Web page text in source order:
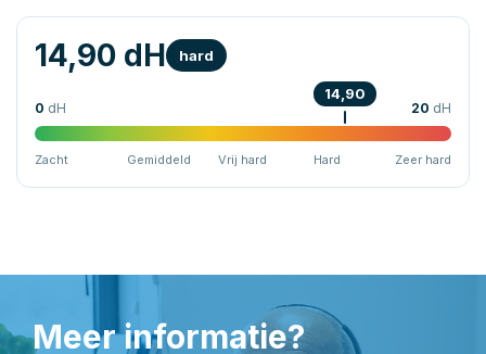
14,90 dH hard
0 dH 20 dH
14,90
Zacht Gemiddeld Vrij hard Hard Zeer hard
Meer informatie?